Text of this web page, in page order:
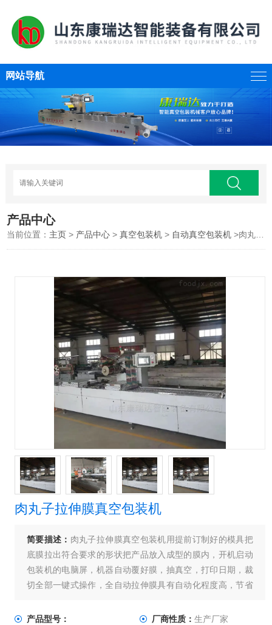
网站导航
产品中心
当前位置： 主页 > 产品中心 >真空包装机 > 自动真空包装机 >肉丸子拉伸膜真空包装机
肉丸子拉伸膜真空包装机
简要描述： 肉丸子拉伸膜真空包装机用提前订制好的模具把
底膜拉出符合要求的形状把产品放入成型的膜内，开机启动
包装机的电脑屏，机器自动覆好膜，抽真空，打印日期，裁
切全部一键式操作，全自动拉伸膜具有自动化程度高，节省
产品型号：
厂商性质：生产厂家